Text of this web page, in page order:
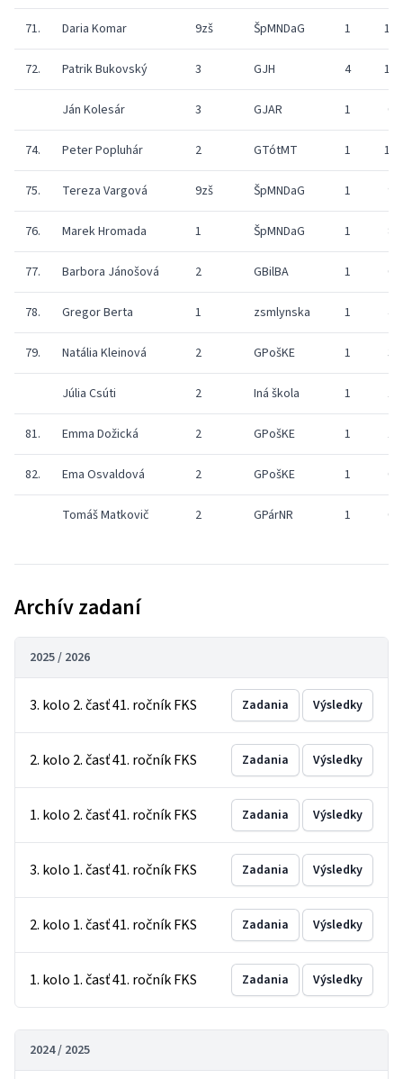
71. Daria Komar 9zš ŠpMNDaG 1 13
72. Patrik Bukovský 3 GJH 4 11
Ján Kolesár 3 GJAR 1 0
74. Peter Popluhár 2 GTótMT 1 10
75. Tereza Vargová 9zš ŠpMNDaG 1 9
76. Marek Hromada 1 ŠpMNDaG 1 8
77. Barbora Jánošová 2 GBilBA 1 0
78. Gregor Berta 1 zsmlynska 1 4
79. Natália Kleinová 2 GPošKE 1 3
Júlia Csúti 2 Iná škola 1 1
81. Emma Dožická 2 GPošKE 1 1
82. Ema Osvaldová 2 GPošKE 1 0
Tomáš Matkovič 2 GPárNR 1 0
Archív zadaní
2025 / 2026
3. kolo 2. časť 41. ročník FKS Zadania Výsledky
2. kolo 2. časť 41. ročník FKS Zadania Výsledky
1. kolo 2. časť 41. ročník FKS Zadania Výsledky
3. kolo 1. časť 41. ročník FKS Zadania Výsledky
2. kolo 1. časť 41. ročník FKS Zadania Výsledky
1. kolo 1. časť 41. ročník FKS Zadania Výsledky
2024 / 2025